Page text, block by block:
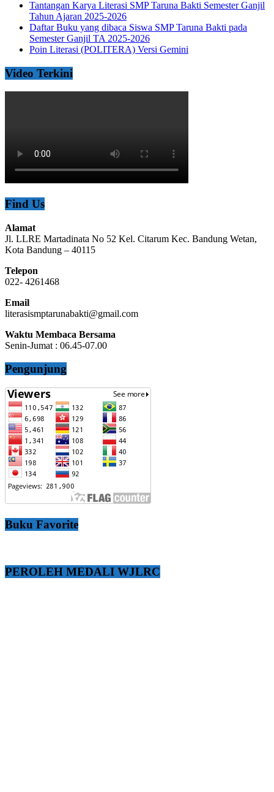
Tantangan Karya Literasi SMP Taruna Bakti Semester Ganjil
Tahun Ajaran 2025-2026
Daftar Buku yang dibaca Siswa SMP Taruna Bakti pada
Semester Ganjil TA 2025-2026
Poin Literasi (POLITERA) Versi Gemini
Video Terkini
Find Us
Alamat
Jl. LLRE Martadinata No 52 Kel. Citarum Kec. Bandung Wetan,
Kota Bandung – 40115
Telepon
022- 4261468
Email
literasismptarunabakti@gmail.com
Waktu Membaca Bersama
Senin-Jumat : 06.45-07.00
Pengunjung
Buku Favorite
PEROLEH MEDALI WJLRC